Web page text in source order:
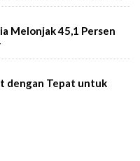
Melonjak 45,1 Persen
dengan Tepat untuk